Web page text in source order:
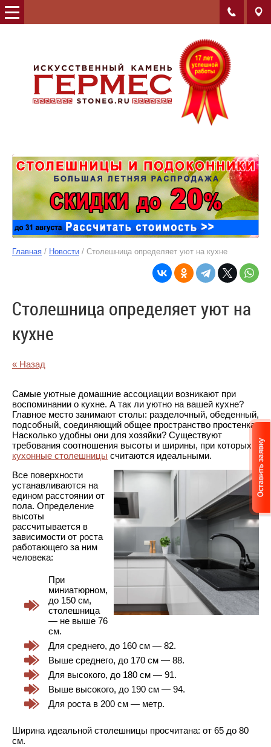
Главная / Новости / Столешница определяет уют на кухне
Столешница определяет уют на
кухне
« Назад
Самые уютные домашние ассоциации возникают при
воспоминании о кухне. А так ли уютно на вашей кухне?
Главное место занимают столы: разделочный, обеденный,
подсобный, соединяющий общее пространство простенка.
Насколько удобны они для хозяйки? Существуют
требования соотношения высоты и ширины, при которых
кухонные столешницы считаются идеальными.
Все поверхности
устанавливаются на
едином расстоянии от
пола. Определение
высоты
рассчитывается в
зависимости от роста
работающего за ним
человека:
При
миниатюрном,
до 150 см,
столешница
— не выше 76
см.
Для среднего, до 160 см — 82.
Выше среднего, до 170 см — 88.
Для высокого, до 180 см — 91.
Выше высокого, до 190 см — 94.
Для роста в 200 см — метр.
Ширина идеальной столешницы просчитана: от 65 до 80
см.